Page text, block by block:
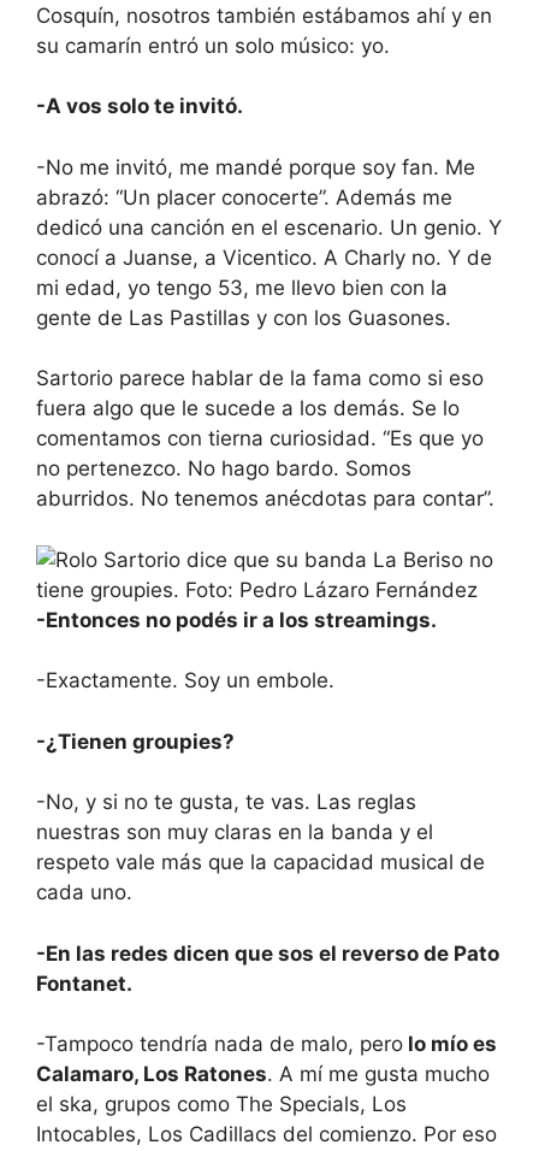
Cosquín, nosotros también estábamos ahí y en
su camarín entró un solo músico: yo.
-A vos solo te invitó.
-No me invitó, me mandé porque soy fan. Me
abrazó: “Un placer conocerte”. Además me
dedicó una canción en el escenario. Un genio. Y
conocí a Juanse, a Vicentico. A Charly no. Y de
mi edad, yo tengo 53, me llevo bien con la
gente de Las Pastillas y con los Guasones.
Sartorio parece hablar de la fama como si eso
fuera algo que le sucede a los demás. Se lo
comentamos con tierna curiosidad. “Es que yo
no pertenezco. No hago bardo. Somos
aburridos. No tenemos anécdotas para contar”.
-Entonces no podés ir a los streamings.
-Exactamente. Soy un embole.
-¿Tienen groupies?
-No, y si no te gusta, te vas. Las reglas
nuestras son muy claras en la banda y el
respeto vale más que la capacidad musical de
cada uno.
-En las redes dicen que sos el reverso de Pato
Fontanet.
-Tampoco tendría nada de malo, pero lo mío es
Calamaro, Los Ratones. A mí me gusta mucho
el ska, grupos como The Specials, Los
Intocables, Los Cadillacs del comienzo. Por eso